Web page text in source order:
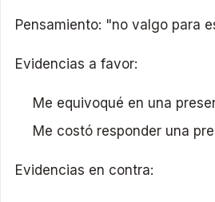
Pensamiento: "no valgo para
Evidencias a favor:
Me equivoqué en una
Me costó responder una
Evidencias en contra: